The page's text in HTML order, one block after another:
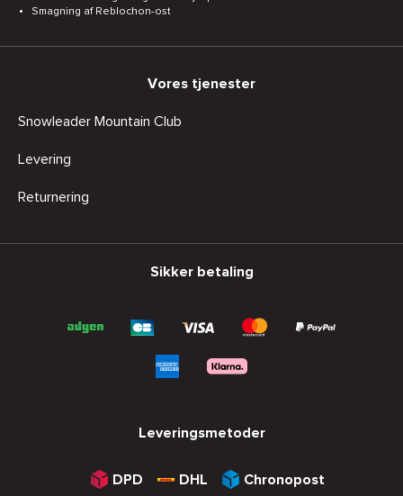
Smagning af Reblochon-ost
Vores tjenester
Snowleader Mountain Club
Levering
Returnering
Sikker betaling
Leveringsmetoder
DPD DHL Chronopost